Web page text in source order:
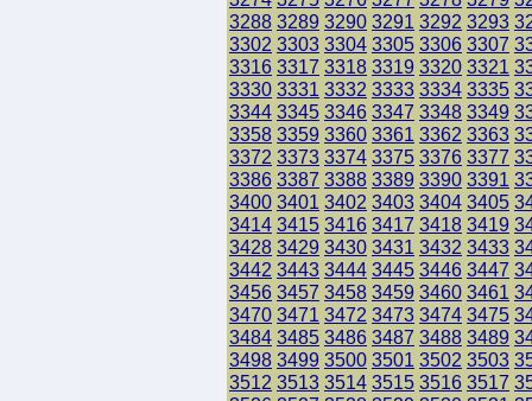
3288 3289 3290 3291 3292 3293
3302 3303 3304 3305 3306 3307
3316 3317 3318 3319 3320 3321
3330 3331 3332 3333 3334 3335
3344 3345 3346 3347 3348 3349
3358 3359 3360 3361 3362 3363
3372 3373 3374 3375 3376 3377
3386 3387 3388 3389 3390 3391
3400 3401 3402 3403 3404 3405
3414 3415 3416 3417 3418 3419
3428 3429 3430 3431 3432 3433
3442 3443 3444 3445 3446 3447
3456 3457 3458 3459 3460 3461
3470 3471 3472 3473 3474 3475
3484 3485 3486 3487 3488 3489
3498 3499 3500 3501 3502 3503
3512 3513 3514 3515 3516 3517